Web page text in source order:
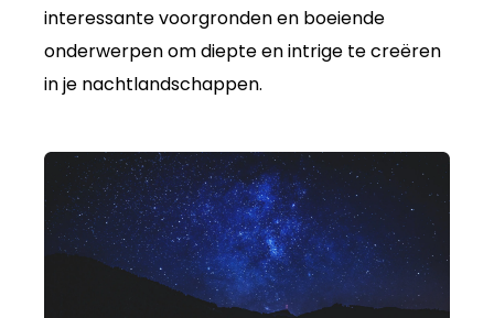
interessante voorgronden en boeiende
onderwerpen om diepte en intrige te creëren
in je nachtlandschappen.